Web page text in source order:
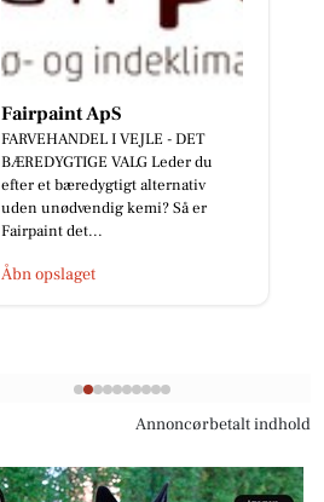
Fairpaint ApS
FARVEHANDEL I VEJLE - DET
BÆREDYGTIGE VALG Leder du
efter et bæredygtigt alternativ
uden unødvendig kemi? Så er
Fairpaint det...
Åbn opslaget
Annoncørbetalt indhold